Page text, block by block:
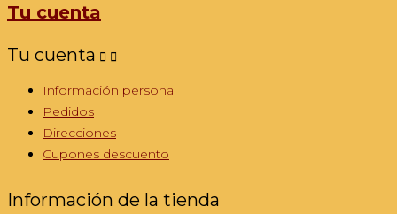
Tu cuenta
Tu cuenta  
Información personal
Pedidos
Direcciones
Cupones descuento
Información de la tienda